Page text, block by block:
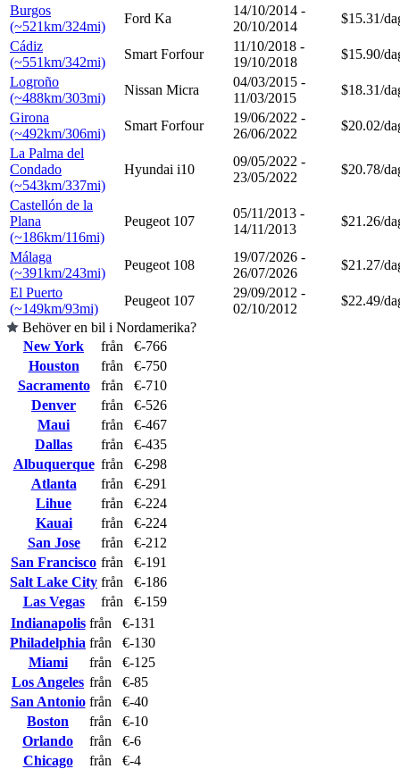
Burgos
(~521km/324mi)
Ford Ka
14/10/2014 -
20/10/2014
$15.31/
Cádiz
(~551km/342mi)
Smart Forfour
11/10/2018 -
19/10/2018
$15.90/
Logroño
(~488km/303mi)
Nissan Micra
04/03/2015 -
11/03/2015
$18.31/
Girona
(~492km/306mi)
Smart Forfour
19/06/2022 -
26/06/2022
$20.02/
La Palma del
Condado
(~543km/337mi)
Hyundai i10
09/05/2022 -
23/05/2022
$20.78/
Castellón de la
Plana
(~186km/116mi)
Peugeot 107
05/11/2013 -
14/11/2013
$21.26/
Málaga
(~391km/243mi)
Peugeot 108
19/07/2026 -
26/07/2026
$21.27/
El Puerto
(~149km/93mi)
Peugeot 107
29/09/2012 -
02/10/2012
$22.49/
Behöver en bil i Nordamerika?
New York
från
€-766
Houston
från
€-750
Sacramento
från
€-710
Denver
från
€-526
Maui
från
€-467
Dallas
från
€-435
Albuquerque från
€-298
Atlanta
från
€-291
Lihue
från
€-224
Kauai
från
€-224
San Jose
från
€-212
San Francisco från
€-191
Salt Lake City från
€-186
Las Vegas
från
€-159
Indianapolis från
€-131
Philadelphia från
€-130
Miami
från
€-125
Los Angeles från
€-85
San Antonio från
€-40
Boston
från
€-10
Orlando
från
€-6
Chicago
från
€-4